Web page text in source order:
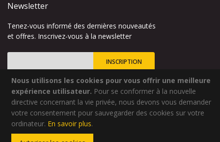
Nous utilisons les cookies pour vous offrir une meilleure
expérience utilisateur. Pour se conformer à la nouvelle
directive concernant la vie privée, nous devons vous demander
votre consentement pour sauvegarder des cookies sur votre
ordinateur. En savoir plus.
Newsletter
Tenez-vous informé des dernières nouveautés
et offres. Inscrivez-vous à la newsletter
Inscription
notre
lettre
d’information
INSCRIPTION
Site créé parCodsense